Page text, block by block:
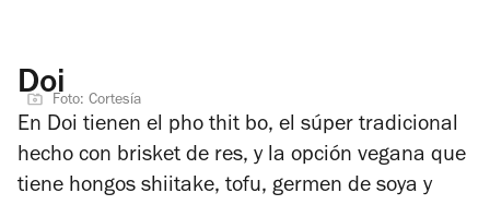
DoiFoto: Cortesía
En Doi tienen el pho thit bo, el súper tradicional
hecho con brisket de res, y la opción vegana que
tiene hongos shiitake, tofu, germen de soya y